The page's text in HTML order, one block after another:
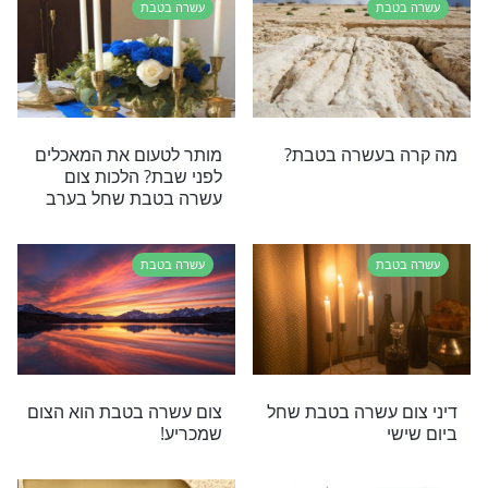
תהילים לגאולה -
בטבת
הרב יוסף ביטון: זוהי חשיבות
צום עשרה בטבת
עשרה בטבת -
עשרה בטבת
מה הקשר בין צום עשרה
בטבת לשלום בית?
עשרה בטבת